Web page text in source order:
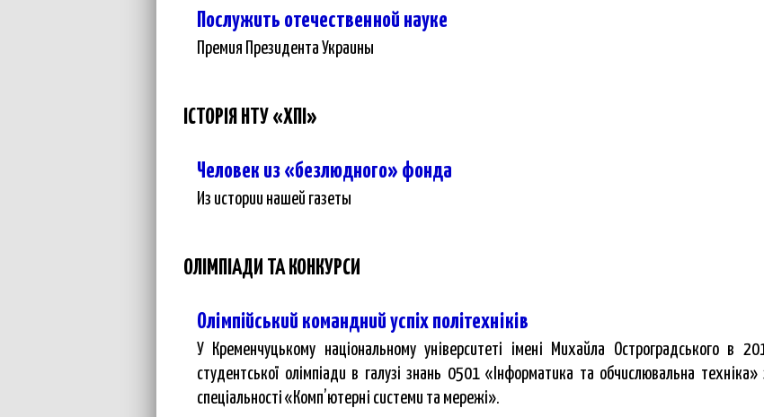
Послужить отечественной науке
Премия Президента Украины
ІСТОРІЯ НТУ «ХПІ»
Человек из «безлюдного» фонда
Из истории нашей газеты
ОЛІМПІАДИ ТА КОНКУРСИ
Олімпійський командний успіх політехніків
У Кременчуцькому національному університеті імені Михайла Остроградського в
студентської олімпіади в галузі знань 0501 «Інформатика та обчислювальна
спеціальності «Комп’ютерні системи та мережі».